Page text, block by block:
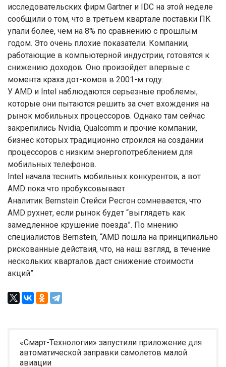
исследовательских фирм Gartner и IDC на этой неделе
сообщили о том, что в третьем квартале поставки ПК
упали более, чем на 8% по сравнению с прошлым
годом. Это очень плохие показатели. Компании,
работающие в компьютерной индустрии, готовятся к
снижению доходов. Оно произойдет впервые с
момента краха дот-комов в 2001-м году.
У AMD и Intel наблюдаются серьезные проблемы,
которые они пытаются решить за счет вхождения на
рынок мобильных процессоров. Однако там сейчас
закрепились Nvidia, Qualcomm и прочие компании,
бизнес которых традиционно строился на создании
процессоров с низким энергопотреблением для
мобильных телефонов.
Intel начала теснить мобильных конкурентов, а вот
AMD пока что пробуксовывает.
Аналитик Bernstein Стейси Ресгон сомневается, что
AMD рухнет, если рынок будет “выглядеть как
замедленное крушение поезда”. По мнению
специалистов Bernstein, “AMD пошла на принципиально
рискованные действия, что, на наш взгляд, в течение
нескольких кварталов даст снижение стоимости
акций”.
«Смарт-Технологии» запустили приложение для
автоматической заправки самолетов малой
авиации